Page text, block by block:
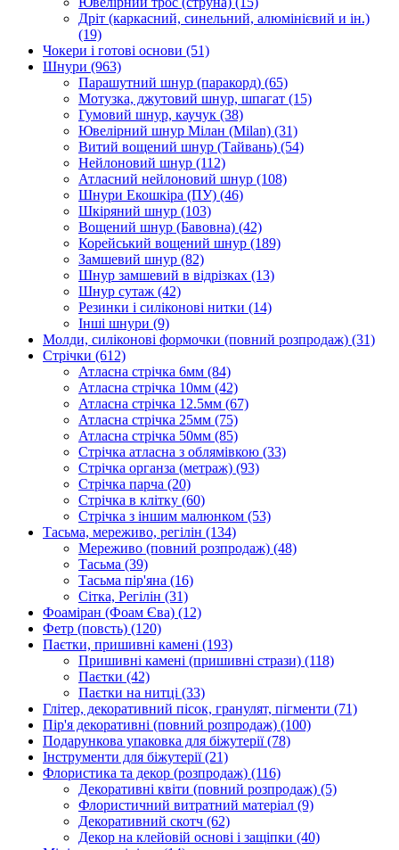
Дріт (каркасний, синельний, алюмінієвий и ін.)
(19)
Чокери і готові основи (51)
Шнури (963)
Парашутний шнур (паракорд) (65)
Мотузка, джутовий шнур, шпагат (15)
Гумовий шнур, каучук (38)
Ювелірний шнур Мілан (Milan) (31)
Витий вощений шнур (Тайвань) (54)
Нейлоновий шнур (112)
Атласний нейлоновий шнур (108)
Шнури Екошкіра (ПУ) (46)
Шкіряний шнур (103)
Вощений шнур (Бавовна) (42)
Корейський вощений шнур (189)
Замшевий шнур (82)
Шнур замшевий в відрізках (13)
Шнур сутаж (42)
Резинки і силіконові нитки (14)
Інші шнури (9)
Молди, силіконові формочки (повний розпродаж) (31)
Стрічки (612)
Атласна стрічка 6мм (84)
Атласна стрічка 10мм (42)
Атласна стрічка 12.5мм (67)
Атласна стрічка 25мм (75)
Атласна стрічка 50мм (85)
Стрічка атласна з облямівкою (33)
Стрічка органза (метраж) (93)
Стрічка парча (20)
Стрічка в клітку (60)
Стрічка з іншим малюнком (53)
Тасьма, мереживо, регілін (134)
Мереживо (повний розпродаж) (48)
Тасьма (39)
Тасьма пір'яна (16)
Сітка, Регілін (31)
Фоаміран (Фоам Єва) (12)
Фетр (повсть) (120)
Паєтки, пришивні камені (193)
Пришивні камені (пришивні стрази) (118)
Паєтки (42)
Паєтки на нитці (33)
Глітер, декоративний пісок, гранулят, пігменти (71)
Пір'я декоративні (повний розпродаж) (100)
Подарункова упаковка для біжутерії(78)
Інструменти для біжутерії(21)
Флористика та декор (розпродаж) (116)
Декоративні квіти (повний розпродаж) (5)
Флористичний витратний матеріал (9)
Декоративний скотч (62)
Декор на клейовій основі і защіпки (40)